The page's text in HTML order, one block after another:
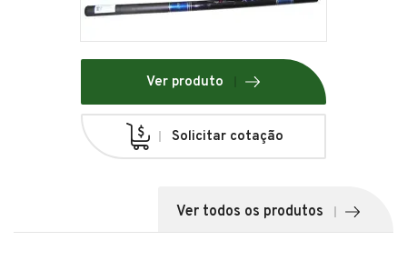
Ver produto
Solicitar cotação
Ver todos os produtos